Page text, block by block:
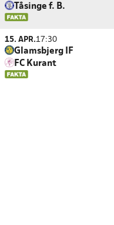
Tåsinge f. B.
15. APR.17:30
Glamsbjerg IF
FC Kurant